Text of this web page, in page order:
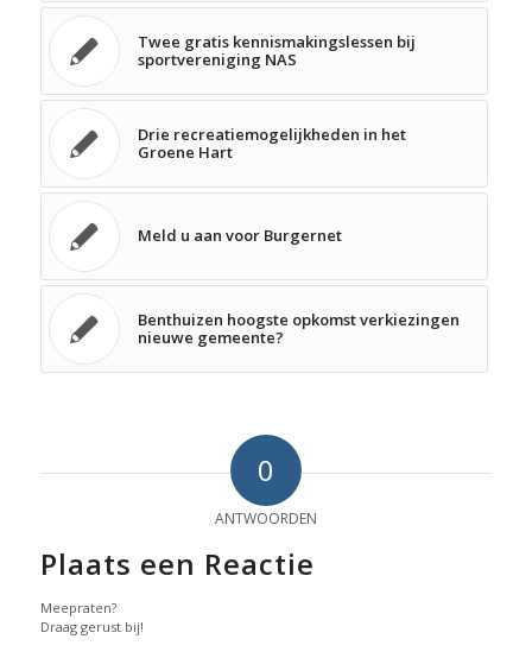
Twee gratis kennismakingslessen bij
sportvereniging NAS
Drie recreatiemogelijkheden in het
Groene Hart
Meld u aan voor Burgernet
Benthuizen hoogste opkomst verkiezingen
nieuwe gemeente?
0
ANTWOORDEN
Plaats een Reactie
Meepraten?
Draag gerust bij!